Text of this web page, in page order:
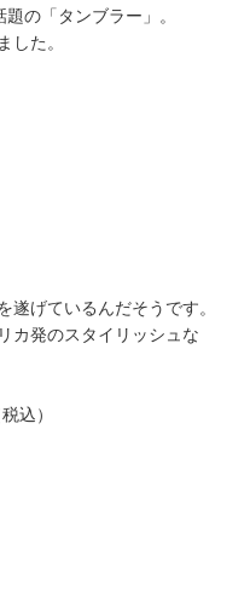
の「タンブラー」。
た。
げているんだそうです。
カ発のスタイリッシュな
込）